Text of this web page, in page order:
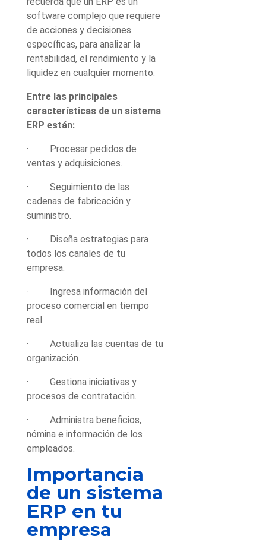
software complejo que requiere
de acciones y decisiones
específicas, para analizar la
rentabilidad, el rendimiento y la
liquidez en cualquier momento.
Entre las principales
características de un sistema
ERP están:
· Procesar pedidos de
ventas y adquisiciones.
· Seguimiento de las
cadenas de fabricación y
suministro.
· Diseña estrategias para
todos los canales de tu
empresa.
· Ingresa información del
proceso comercial en tiempo
real.
· Actualiza las cuentas de tu
organización.
· Gestiona iniciativas y
procesos de contratación.
· Administra beneficios,
nómina e información de los
empleados.
Importancia
de un sistema
ERP en tu
empresa